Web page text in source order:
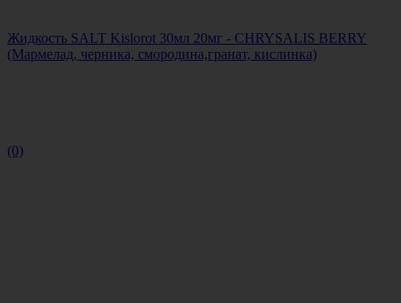
Жидкость SALT Kislorot 30мл 20мг - CHRYSALIS BERRY
(Мармелад, черника, смородина,гранат, кислинка)
(0)